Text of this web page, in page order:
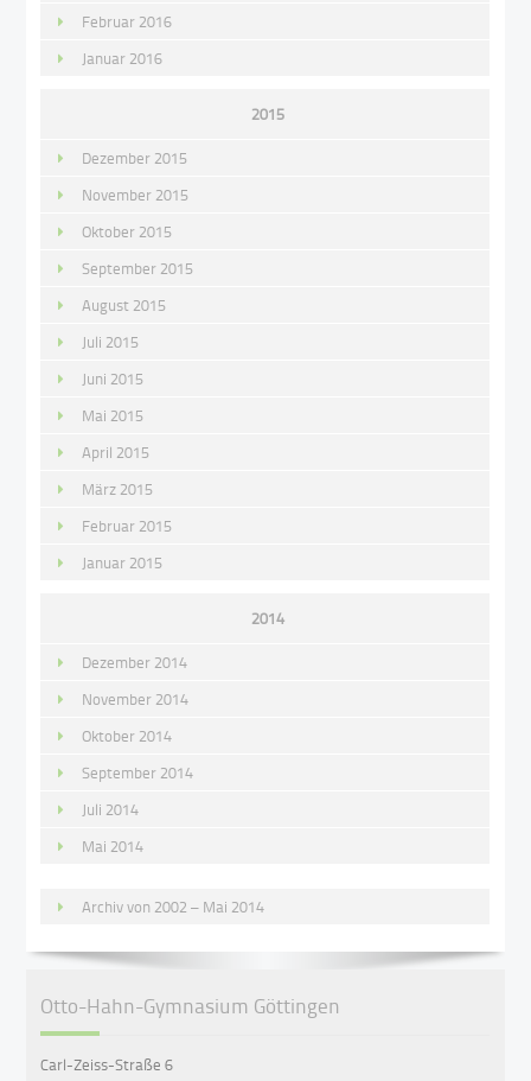
Februar 2016
Januar 2016
2015
Dezember 2015
November 2015
Oktober 2015
September 2015
August 2015
Juli 2015
Juni 2015
Mai 2015
April 2015
März 2015
Februar 2015
Januar 2015
2014
Dezember 2014
November 2014
Oktober 2014
September 2014
Juli 2014
Mai 2014
Archiv von 2002 – Mai 2014
Otto-Hahn-Gymnasium Göttingen
Carl-Zeiss-Straße 6